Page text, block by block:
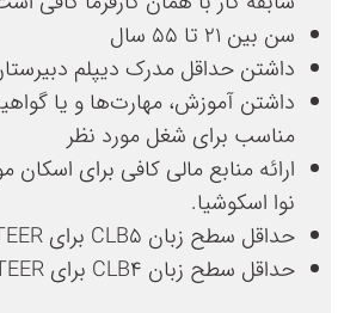
سن بین ۲۱ تا ۵۵ سال
داشتن حداقل مدرک دیپلم
داشتن آموزش، مهارت‌ها و یا
مناسب برای شغل مورد نظر
ارائه منابع مالی کافی برای اسکان
نوا اسکوشیا.
حداقل سطح زبان CLB5 برای TEERهای صفر تا 3
حداقل سطح زبان CLB4 برای TEERهای 4 و 5